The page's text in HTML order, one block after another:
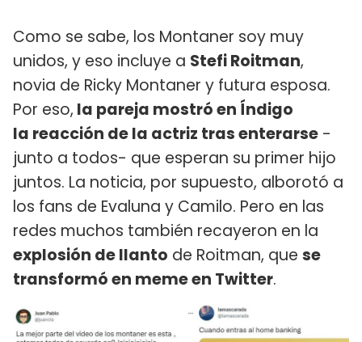
Como se sabe, los Montaner soy muy
unidos, y eso incluye a Stefi Roitman,
novia de Ricky Montaner y futura esposa.
Por eso, la pareja mostró en Índigo
la reacción de la actriz tras enterarse -
junto a todos- que esperan su primer hijo
juntos. La noticia, por supuesto, alborotó a
los fans de Evaluna y Camilo. Pero en las
redes muchos también recayeron en la
explosión de llanto de Roitman, que se
transformó en meme en Twitter.